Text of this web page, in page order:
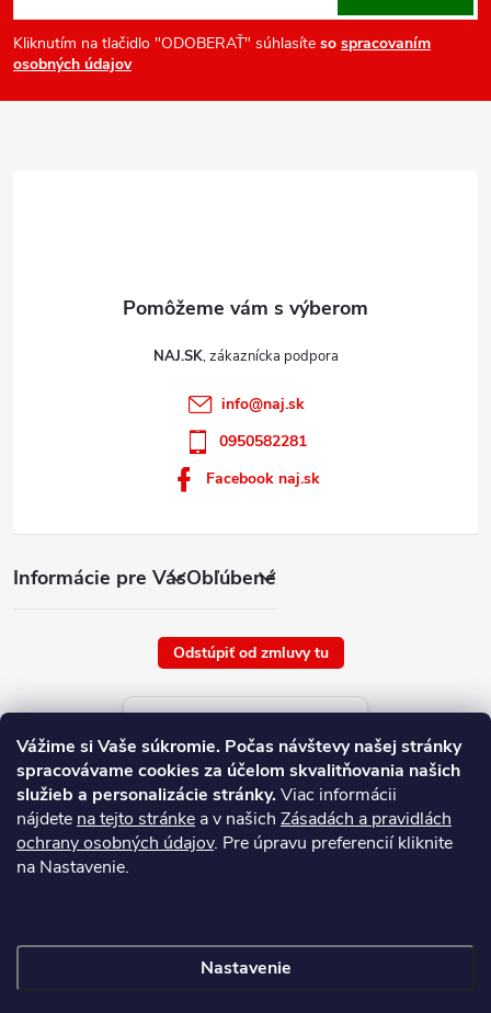
Vážime si Vaše súkromie. Počas návštevy našej stránky
spracovávame cookies za účelom skvalitňovania našich
služieb a personalizácie stránky.Viac informácii
nájdete na tejto stránke a v našich Zásadách a pravidlách
ochrany osobných údajov. Pre úpravu preferencií kliknite
na Nastavenie.
Nastavenie
i
Kliknutím na tlačidlo "ODOBERAŤ" súhlasíte so spracovaním
osobných údajov
Informácie pre VásObľúbené
NAJ.SK
info@naj.sk
0950582281
Facebook naj.sk
Odstúpiť od zmluvy tu
Aktuálne ceny tovaru
platné od : 7/8/2026